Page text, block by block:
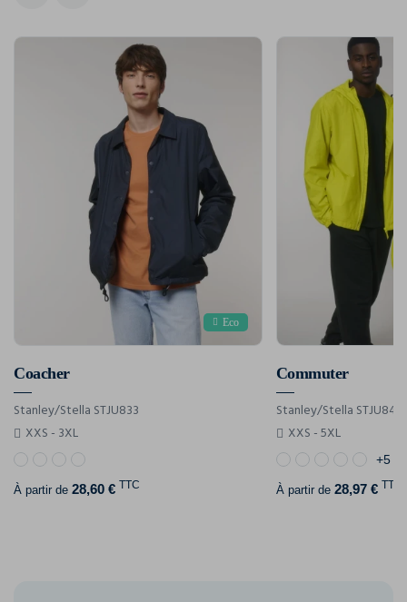
Eco
Coacher
Stanley/Stella STJU833
XXS - 3XL
À partir de 28,60 € TTC
Commuter
Stanley/Stella STJU846
XXS - 5XL
+5
À partir de 28,97 € TTC